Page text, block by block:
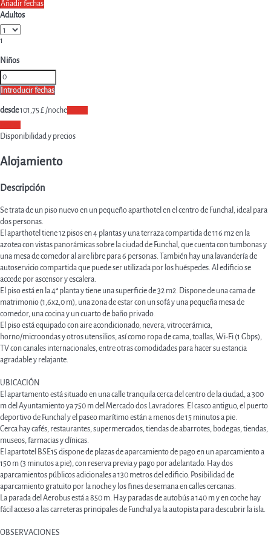
Añadir fechas
Adultos
1
Niños
Introducir fechas
desde101,75 £/noche
Disponibilidad y precios
Alojamiento
Descripción
Se trata de un piso nuevo en un pequeño aparthotel en el centro de Funchal, ideal para
dos personas.
El aparthotel tiene 12 pisos en 4 plantas y una terraza compartida de 116 m2 en la
azotea con vistas panorámicas sobre la ciudad de Funchal, que cuenta con tumbonas y
una mesa de comedor al aire libre para 6 personas. También hay una lavandería de
autoservicio compartida que puede ser utilizada por los huéspedes. Al edificio se
accede por ascensor y escalera.
El piso está en la 4ª planta y tiene una superficie de 32 m2. Dispone de una cama de
matrimonio (1,6x2,0 m), una zona de estar con un sofá y una pequeña mesa de
comedor, una cocina y un cuarto de baño privado.
El piso está equipado con aire acondicionado, nevera, vitrocerámica,
horno/microondas y otros utensilios, así como ropa de cama, toallas, Wi-Fi (1 Gbps),
TV con canales internacionales, entre otras comodidades para hacer su estancia
agradable y relajante.
UBICACIÓN
El apartamento está situado en una calle tranquila cerca del centro de la ciudad, a 300
m del Ayuntamiento ya 750 m del Mercado dos Lavradores. El casco antiguo, el puerto
deportivo de Funchal y el paseo marítimo están a menos de 15 minutos a pie.
Cerca hay cafés, restaurantes, supermercados, tiendas de abarrotes, bodegas, tiendas,
museos, farmacias y clínicas.
El apartotel BSE15 dispone de plazas de aparcamiento de pago en un aparcamiento a
150 m (3 minutos a pie), con reserva previa y pago por adelantado. Hay dos
aparcamientos públicos adicionales a 130 metros del edificio. Posibilidad de
aparcamiento gratuito por la noche y los fines de semana en calles cercanas.
La parada del Aerobus está a 850 m. Hay paradas de autobús a 140 m y en coche hay
fácil acceso a las carreteras principales de Funchal ya la autopista para descubrir la isla.
OBSERVACIONES